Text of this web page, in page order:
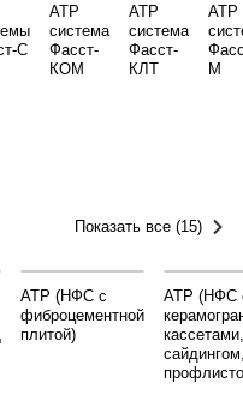
С
АТР
система
Фасст-
КОМ
АТР
система
Фасст-
КЛТ
АТР
М
Показать все (15)
АТР (НФС с
фиброцементной
плитой)
АТР (НФС
кассетами,